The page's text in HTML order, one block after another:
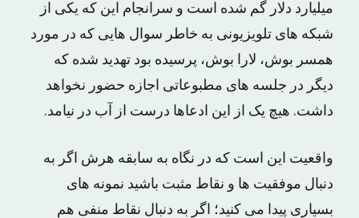
میلیارد دلار گم شده است و سرانجام این که یکی از
شبکه های تلویزیونی به خاطر سوال هایی که در مورد
همسر بوش، لارا بوش، پرسیده بود تهدید شده که
دیگر در جلسه های مطبوعاتی اجازه حضور نخواهد
داشت. هیچ یک از این ادعاها درست از آب در نیامد.
واقعیت این است که در نگاه به سابقه هرش اگر به
دنبال موفقیت ها و نقاط مثبت باشید نمونه های
بسیاری پیدا می کنید؛ اگر به دنبال نقاط منفی هم